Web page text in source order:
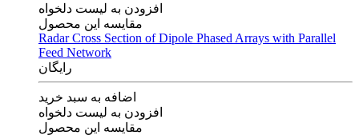
افزودن به لیست دلخواه
مقایسه این محصول
Radar Cross Section of Dipole Phased Arrays with Parallel
Feed Network
رایگان
اضافه به سبد خرید
افزودن به لیست دلخواه
مقایسه این محصول